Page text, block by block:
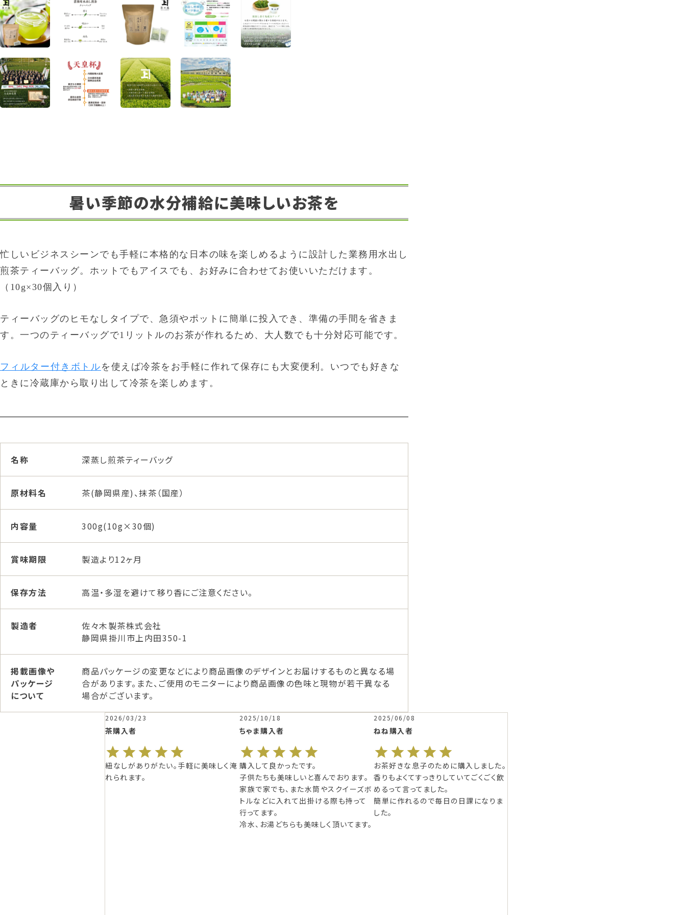
暑い季節の水分補給に美味しいお茶を
忙しいビジネスシーンでも手軽に本格的な日本の味を楽しめるように設計した業務用水出し
煎茶ティーバッグ。ホットでもアイスでも、お好みに合わせてお使いいただけます。
（10g×30個入り）
ティーバッグのヒモなしタイプで、急須やポットに簡単に投入でき、準備の手間を省きま
す。一つのティーバッグで1リットルのお茶が作れるため、大人数でも十分対応可能です。
フィルター付きボトル を使えば冷茶をお手軽に作れて保存にも大変便利。いつでも好きな
ときに冷蔵庫から取り出して冷茶を楽しめます。
名称 深蒸し煎茶ティーバッグ
原材料名 茶(静岡県産)、抹茶（国産）
内容量 300g(10g×30個)
賞味期限 製造より12ヶ月
保存方法 高温・多湿を避けて移り香にご注意ください。
製造者
佐々木製茶株式会社
静岡県掛川市上内田350-1
掲載画像や
パッケージ
について
商品パッケージの変更などにより商品画像のデザインとお届けするものと異なる場
合があります。また、ご使用のモニターにより商品画像の色味と現物が若干異なる
場合がございます。
ちゃま購入者
2025/10/18
購入して良かったです。
子供たちも美味しいと喜んでおります。
ねね購入者
2025/06/08
お茶好きな息子のために購入しました。
香りもよくてすっきりしていてごくごく飲
めるって言ってました。
簡単に作れるので毎日の日課になりま
した。
GT購入者
2024/12/27
以前はペットボトルのお茶を購入してい
ましたがコストもかかるしエコでもな
い
何よりも味が美味しく飲みやすく満場一
致で我が家の定番飲料茶に